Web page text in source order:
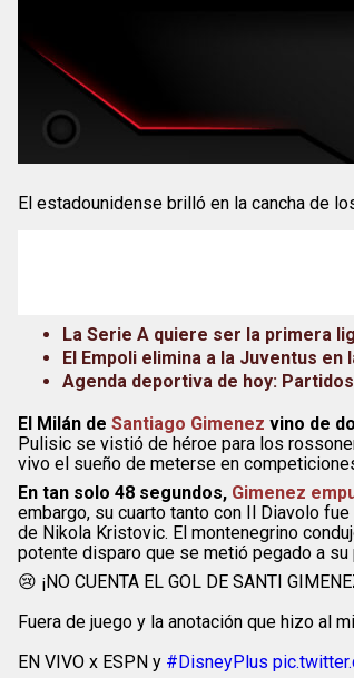
El estadounidense brilló en la cancha de
La Serie A quiere ser la primera
El Empoli elimina a la Juventus en
Agenda deportiva de hoy:
El Milán de Santiago Gimenez vino de
Pulisic se vistió de héroe para los
vivo el sueño de meterse en
En tan solo 48 segundos, Gimenez
embargo, su cuarto tanto con Il Diavolo
de Nikola Kristovic. El montenegrino
potente disparo que se metió pegado a
😢 ¡NO CUENTA EL GOL DE SANTI
Fuera de juego y la anotación que hizo al
EN VIVO x ESPN y #DisneyPlus